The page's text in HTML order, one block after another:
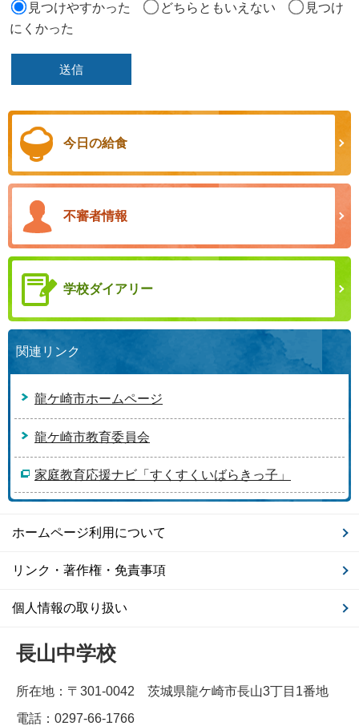
見つけやすかった
どちらともいえない
見つけ
にくかった
今日の給食
不審者情報
学校ダイアリー
関連リンク
龍ケ崎市ホームページ
龍ケ崎市教育委員会
家庭教育応援ナビ「すくすくいばらきっ子」
ホームページ利用について
リンク・著作権・免責事項
個人情報の取り扱い
長山中学校
所在地：〒301-0042 茨城県龍ケ崎市長山3丁目1番地
電話：0297-66-1766